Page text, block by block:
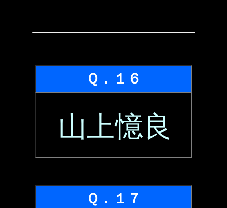
Ｑ．１６
山上憶良
Ｑ．１７